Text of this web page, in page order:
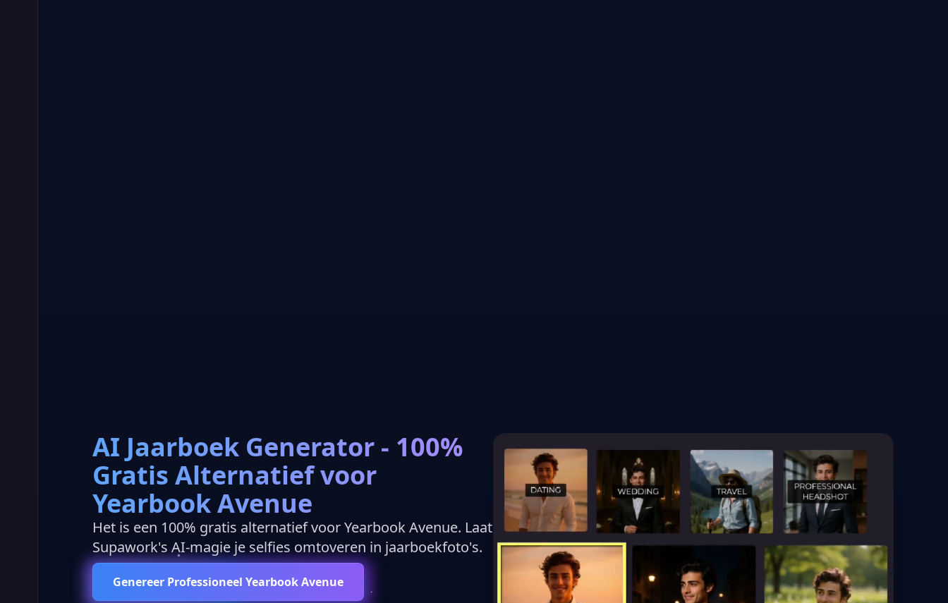
AI Jaarboek Generator - 100%
Gratis Alternatief voor
Yearbook Avenue
Het is een 100% gratis alternatief voor Yearbook Avenue. Laat
Supawork's AI-magie je selfies omtoveren in jaarboekfoto's.
Genereer Professioneel Yearbook Avenue